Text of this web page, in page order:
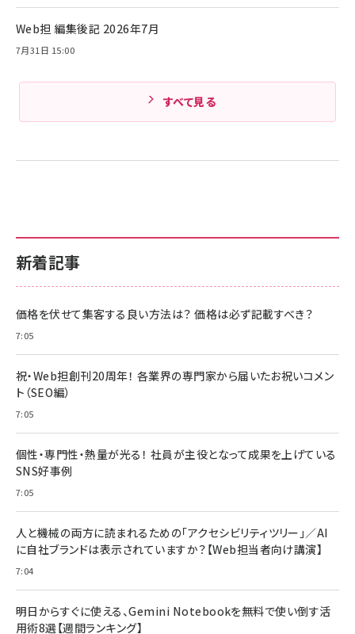
Amazonランキングをもっと見る
Amazonランキングをもっと見る
新着記事
価格を伏せて集客する良い方法は？ 価格は必ず記載すべき？
7:05
祝・Web担創刊20周年！ 各業界の専門家から届いたお祝いコメン
ト（SEO編）
7:05
個性・専門性・熱量が光る！ 社員が主役となって成果を上げている
SNS好事例
7:05
人と機械の両方に読まれるための「アクセシビリティツリー」／AI
に自社ブランドは表示されていますか？【Web担当者向け講演】
7:04
明日からすぐに使える、Gemini Notebookを無料で使い倒す活
用術8選【週間ランキング】
Web担 編集後記 2026年7月
7月31日 15:00
すべて見る